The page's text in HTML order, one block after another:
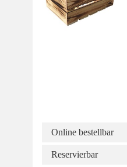
Online bestellbar
Reservierbar